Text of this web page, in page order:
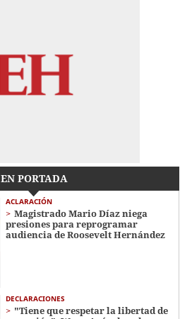
EN PORTADA
ACLARACIÓN
Magistrado Mario Díaz niega
presiones para reprogramar
audiencia de Roosevelt Hernández
DECLARACIONES
"Tiene que respetar la libertad de